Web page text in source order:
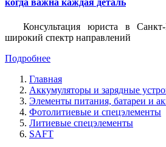
когда важна каждая деталь
Консультация юриста в Санкт-
широкий спектр направлений
Подробнее
Главная
Аккумуляторы и зарядные
Элементы питания, батареи и
Фотолитиевые и спецэлементы
Литиевые спецэлементы
SAFT